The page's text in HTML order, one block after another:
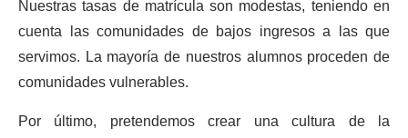
Nuestras tasas de matrícula son modestas, teniendo en
cuenta las comunidades de bajos ingresos a las que
servimos. La mayoría de nuestros alumnos proceden de
comunidades vulnerables.
Por último, pretendemos crear una cultura de la